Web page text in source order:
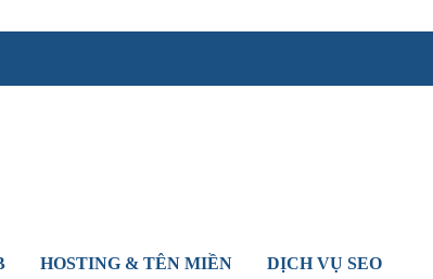
HOSTING & TÊN MIỀN DỊCH VỤ SEO